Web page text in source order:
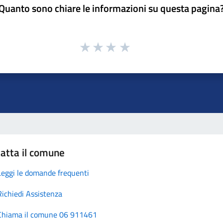
sono chiare le informazioni su questa
il comune
le domande frequenti
Assistenza
il comune 06 911461